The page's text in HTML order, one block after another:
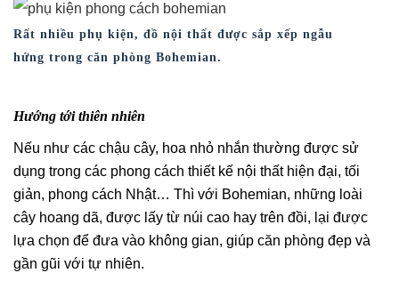
Rất nhiều phụ kiện, đồ nội thất được sắp xếp ngẫu
hứng trong căn phòng Bohemian.
Hướng tới thiên nhiên
Nếu như các chậu cây, hoa nhỏ nhắn thường được sử
dụng trong các phong cách thiết kế nội thất hiện đại, tối
giản, phong cách Nhật… Thì với Bohemian, những loài
cây hoang dã, được lấy từ núi cao hay trên đồi, lại được
lựa chọn để đưa vào không gian, giúp căn phòng đẹp và
gần gũi với tự nhiên.